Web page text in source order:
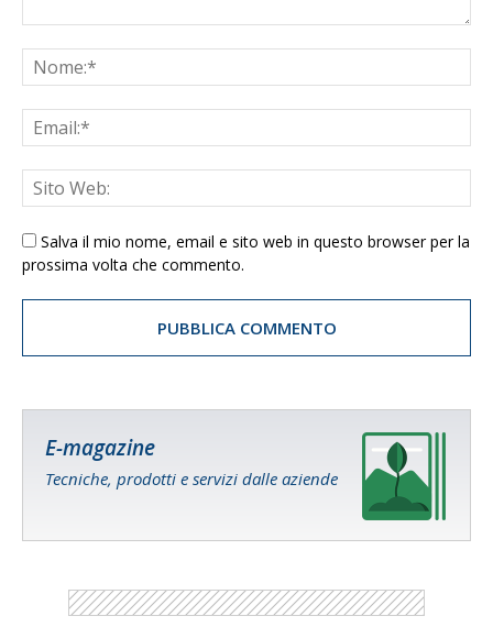
Salva il mio nome, email e sito web in questo browser per la
prossima volta che commento.
E-magazine
Tecniche, prodotti e servizi dalle aziende